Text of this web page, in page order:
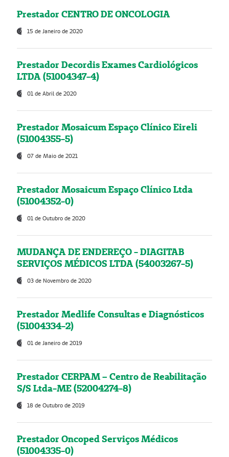
Prestador CENTRO DE ONCOLOGIA
15 de Janeiro de 2020
Prestador Decordis Exames Cardiológicos
LTDA (51004347-4)
01 de Abril de 2020
Prestador Mosaicum Espaço Clínico Eireli
(51004355-5)
07 de Maio de 2021
Prestador Mosaicum Espaço Clínico Ltda
(51004352-0)
01 de Outubro de 2020
MUDANÇA DE ENDEREÇO - DIAGITAB
SERVIÇOS MÉDICOS LTDA (54003267-5)
03 de Novembro de 2020
Prestador Medlife Consultas e Diagnósticos
(51004334-2)
01 de Janeiro de 2019
Prestador CERPAM – Centro de Reabilitação
S/S Ltda-ME (52004274-8)
18 de Outubro de 2019
Prestador Oncoped Serviços Médicos
(51004335-0)